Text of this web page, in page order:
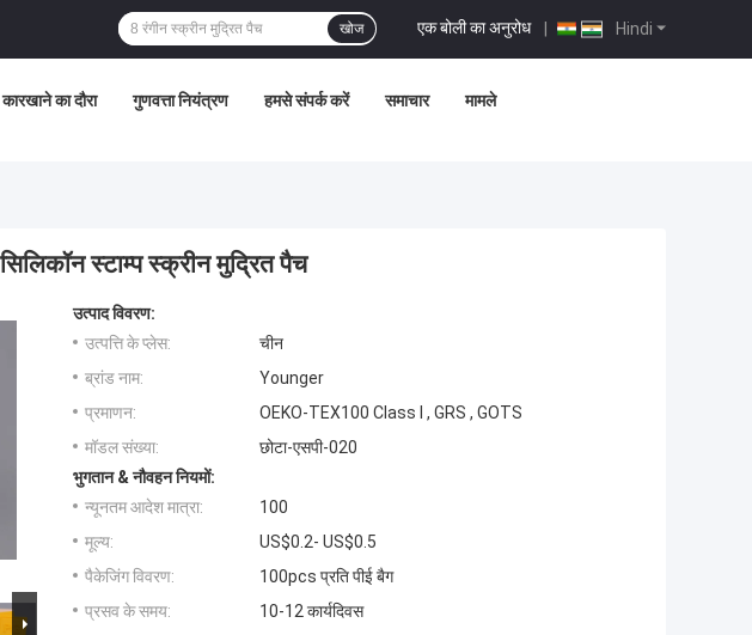
Hindi
एक बोली का अनुरोध |
खोज
कारखाने का दौरा गुणवत्ता नियंत्रण हमसे संपर्क करें समाचार मामले
स्टाम्प स्क्रीन मुद्रित पैच
उत्पाद विवरण:
उत्पत्ति के प्लेस:
चीन
ब्रांड नाम:
Younger
प्रमाणन:
OEKO-TEX100 Class I , GRS , GOTS
मॉडल संख्या:
छोटा-एसपी-020
भुगतान & नौवहन नियमों:
न्यूनतम आदेश मात्रा:
100
मूल्य:
US$0.2- US$0.5
पैकेजिंग विवरण:
100pcs प्रति पीई बैग
प्रसव के समय:
10-12 कार्यदिवस